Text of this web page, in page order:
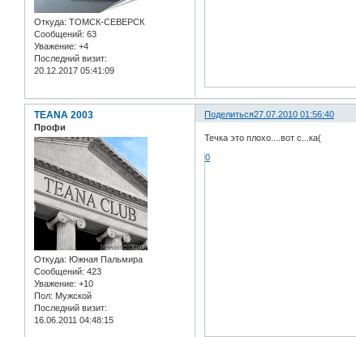
Откуда: ТОМСК-СЕВЕРСК
Сообщений: 63
Уважение: +4
Последний визит:
20.12.2017 05:41:09
Поделиться27.07.2010 01:56:40
TEANA 2003
Профи
Откуда: Южная Пальмира
Сообщений: 423
Уважение: +10
Пол: Мужской
Последний визит:
16.06.2011 04:48:15
Течка это плохо....вот с...ка(
0